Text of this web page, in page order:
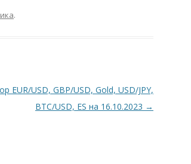
.
EUR/USD, GBP/USD, Gold, USD/JPY,
BTC/USD, ES на 16.10.2023 →